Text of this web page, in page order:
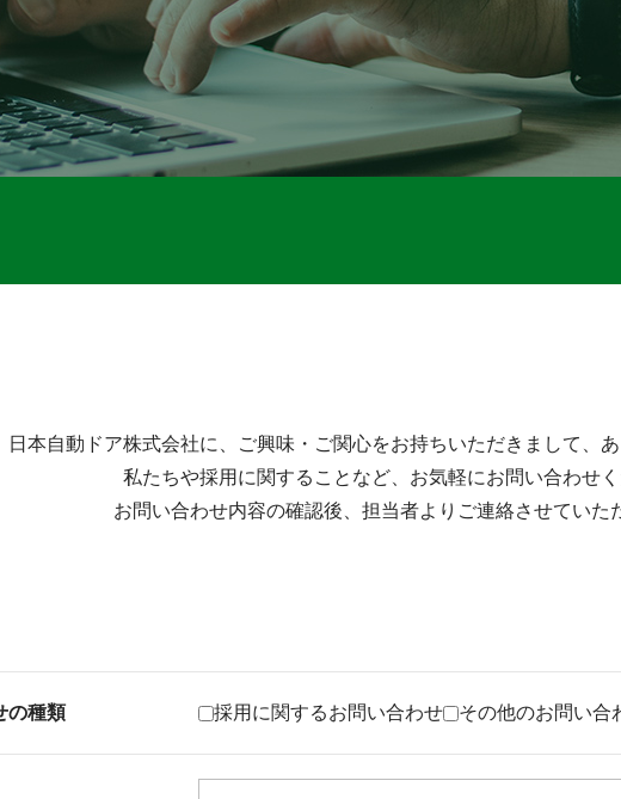
日本自動ドア株式会社に、ご興味・ご関心をお持ちいただきまして、あ
私たちや採用に関することなど、お気軽にお問い合わせく
お問い合わせ内容の確認後、担当者よりご連絡させていた
の種類 採用に関するお問い合わせ その他のお問い合